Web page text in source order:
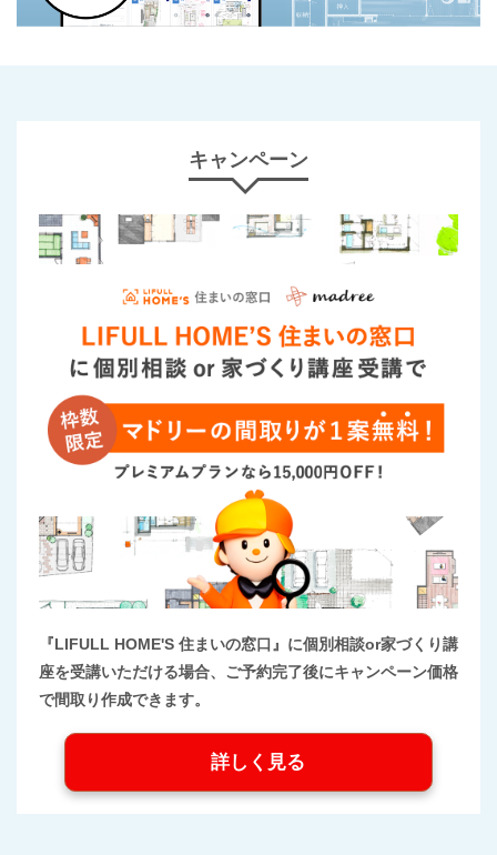
キャンペーン
『LIFULL HOME'S 住まいの窓口』に個別相談or家づくり講
座を受講いただける場合、ご予約完了後にキャンペーン価格
で間取り作成できます。
詳しく見る